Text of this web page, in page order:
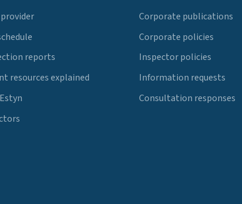
reports
resources explained
Corporate publications
Corporate policies
Inspector policies
Information requests
Consultation responses